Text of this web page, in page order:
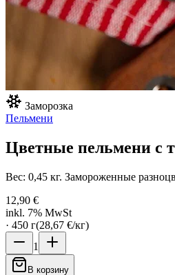
Заморозка
Пельмени
Цветные пельмени с
Вес: 0,45 кг. Замороженные
12,90 €
inkl. 7% MwSt
· 450 г(28,67 €/кг)
1
В корзину